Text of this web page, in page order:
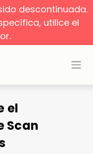
descontinuada.
utilice el
el
Scan